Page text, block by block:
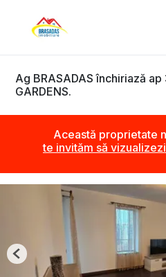
Ag BRASADAS închiriază ap
GARDENS.
Această proprietate
te invităm să
Previous